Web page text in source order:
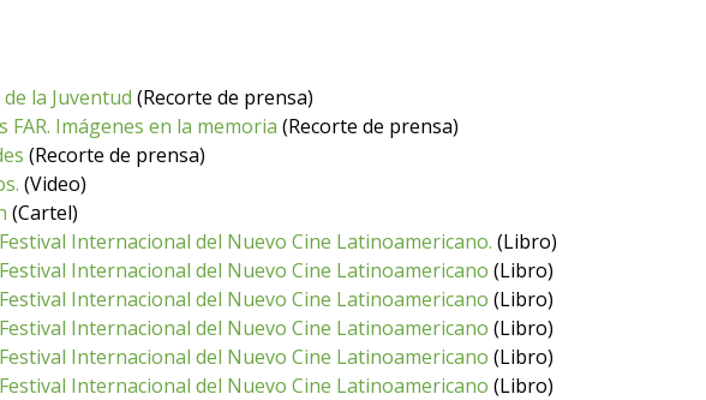
la Juventud (Recorte de prensa)
FAR. Imágenes en la memoria (Recorte de prensa)
(Recorte de prensa)
(Video)
(Cartel)
Internacional del Nuevo Cine Latinoamericano. (Libro)
Internacional del Nuevo Cine Latinoamericano (Libro)
Internacional del Nuevo Cine Latinoamericano (Libro)
Internacional del Nuevo Cine Latinoamericano (Libro)
Internacional del Nuevo Cine Latinoamericano (Libro)
Internacional del Nuevo Cine Latinoamericano (Libro)